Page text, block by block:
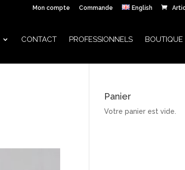
Mon compte Commande English
CONTACT PROFESSIONNELS BOUTIQUE
Panier
Votre panier est vide.